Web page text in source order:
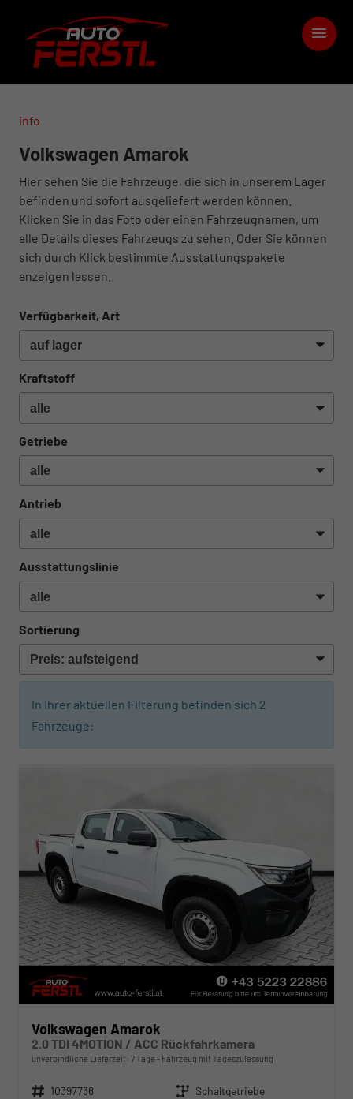
info
Volkswagen Amarok
Hier sehen Sie die Fahrzeuge, die sich in unserem Lager
befinden und sofort ausgeliefert werden können.
Klicken Sie in das Foto oder einen Fahrzeugnamen, um
alle Details dieses Fahrzeugs zu sehen. Oder Sie können
sich durch Klick bestimmte Ausstattungspakete
anzeigen lassen.
Verfügbarkeit, Art
Kraftstoff
Getriebe
Antrieb
Ausstattungslinie
Sortierung
In Ihrer aktuellen Filterung befinden sich 2
Fahrzeuge:
Volkswagen Amarok
2.0 TDI 4MOTION / ACC Rückfahrkamera
unverbindliche Lieferzeit: 7 Tage Fahrzeug mit Tageszulassung
Fahrzeugnr. 10397736 Getriebe Schaltgetriebe